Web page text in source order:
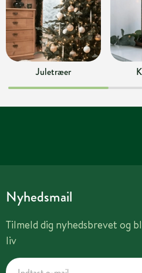
Juletræer
Nyhedsmail
Tilmeld dig nyhedsbrevet og
liv